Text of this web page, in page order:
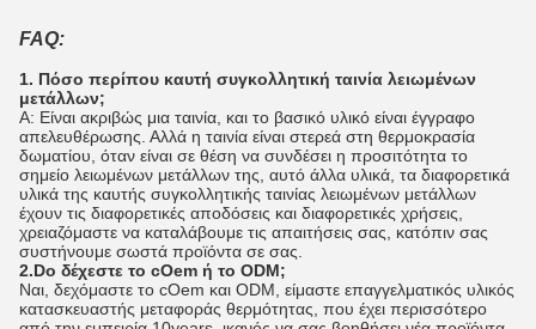
FAQ:
1. Πόσο περίπου καυτή συγκολλητική ταινία λειωμένων
μετάλλων;
Α: Είναι ακριβώς μια ταινία, και το βασικό υλικό είναι έγγραφο
απελευθέρωσης. Αλλά η ταινία είναι στερεά στη θερμοκρασία
δωματίου, όταν είναι σε θέση να συνδέσει η προσιτότητα το
σημείο λειωμένων μετάλλων της, αυτό άλλα υλικά, τα διαφορετικά
υλικά της καυτής συγκολλητικής ταινίας λειωμένων μετάλλων
έχουν τις διαφορετικές αποδόσεις και διαφορετικές χρήσεις,
χρειαζόμαστε να καταλάβουμε τις απαιτήσεις σας, κατόπιν σας
συστήνουμε σωστά προϊόντα σε σας.
2.Do δέχεστε το cOem ή το ODM;
Ναι, δεχόμαστε το cOem και ODM, είμαστε επαγγελματικός υλικός
κατασκευαστής μεταφοράς θερμότητας, που έχει περισσότερο